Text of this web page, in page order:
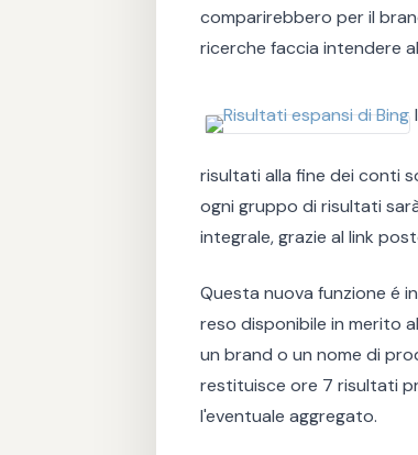
comparirebbero per il
ricerche faccia intendere
risultati alla fine dei conti
ogni gruppo di risultati
integrale, grazie al link
Questa nuova funzione é
reso disponibile in merito
un brand o un nome di
restituisce ore 7 risultati
l'eventuale aggregato.